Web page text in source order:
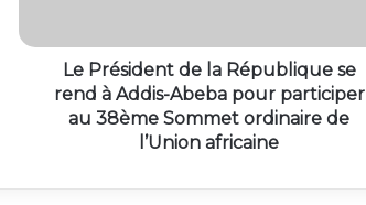
Le Président de la République se
rend à Addis-Abeba pour participer
au 38ème Sommet ordinaire de
l’Union africaine